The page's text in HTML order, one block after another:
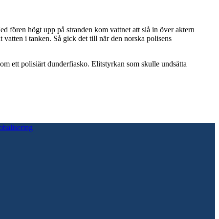
fören högt upp på stranden kom vattnet att slå in över aktern
i tanken. Så gick det till när den norska polisens
ett polisiärt dunderfiasko. Elitstyrkan som skulle undsätta